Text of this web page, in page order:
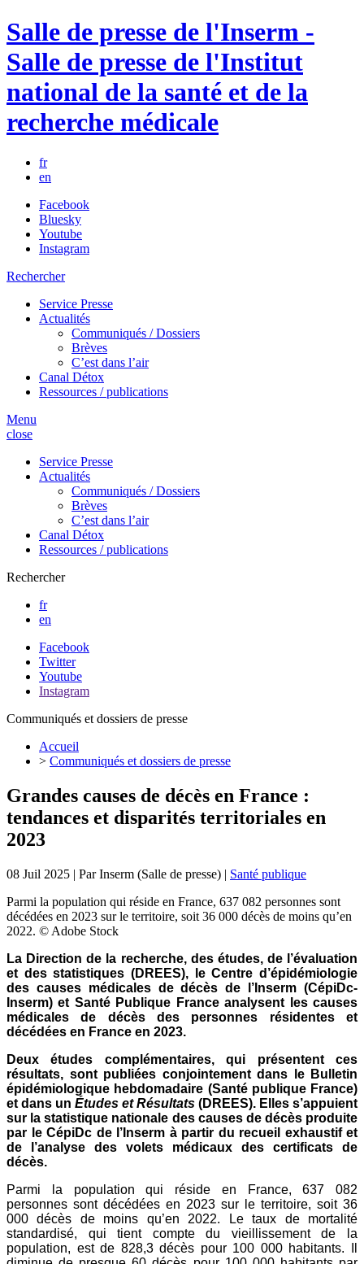
Salle de presse de l'Inserm -
Salle de presse de l'Institut
national de la santé et de la
recherche médicale
fr
en
Facebook
Bluesky
Youtube
Instagram
Rechercher
Service Presse
Actualités
Communiqués / Dossiers
Brèves
C’est dans l’air
Canal Détox
Ressources / publications
Menu
close
Service Presse
Actualités
Communiqués / Dossiers
Brèves
C’est dans l’air
Canal Détox
Ressources / publications
Rechercher
fr
en
Facebook
Twitter
Youtube
Instagram
Communiqués et dossiers de presse
Accueil
> Communiqués et dossiers de presse
Grandes causes de décès en France :
tendances et disparités territoriales en
2023
08 Juil 2025 | ParInserm (Salle de presse) | Santé publique
Parmi la population qui réside en France, 637 082 personnes sont
décédées en 2023 sur le territoire, soit 36 000 décès de moins qu’en
2022. © Adobe Stock
La Direction de la recherche, des études, de l’évaluation
et des statistiques (DREES), le Centre d’épidémiologie
des causes médicales de décès de l’Inserm (CépiDc-
Inserm) et Santé Publique France analysent les causes
médicales de décès des personnes résidentes et
décédées en France en 2023.
Deux études complémentaires, qui présentent ces
résultats, sont publiées conjointement dans le Bulletin
épidémiologique hebdomadaire (Santé publique France)
et dans un Études et Résultats (DREES). Elles s’appuient
sur la statistique nationale des causes de décès produite
par le CépiDc de l’Inserm à partir du recueil exhaustif et
de l’analyse des volets médicaux des certificats de
décès.
Parmi la population qui réside en France, 637 082
personnes sont décédées en 2023 sur le territoire, soit 36
000 décès de moins qu’en 2022. Le taux de mortalité
standardisé, qui tient compte du vieillissement de la
population, est de 828,3 décès pour 100 000 habitants. Il